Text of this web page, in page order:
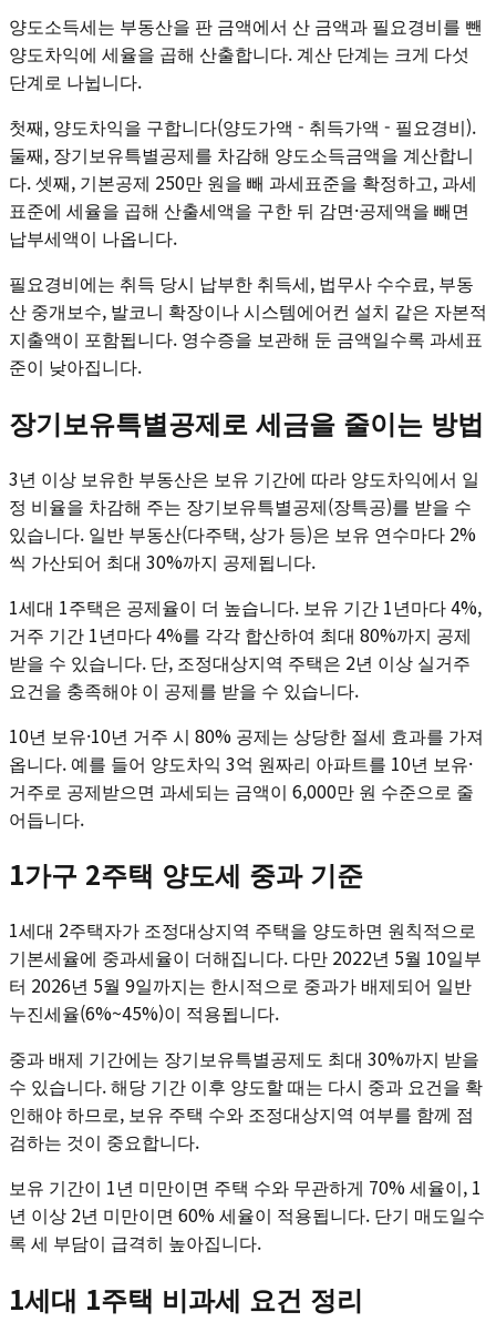
양도소득세는 부동산을 판 금액에서 산 금액과 필요경비를 뺀
양도차익에 세율을 곱해 산출합니다. 계산 단계는 크게 다섯
단계로 나뉩니다.
첫째, 양도차익을 구합니다(양도가액 - 취득가액 - 필요경비).
둘째, 장기보유특별공제를 차감해 양도소득금액을 계산합니
다. 셋째, 기본공제 250만 원을 빼 과세표준을 확정하고, 과세
표준에 세율을 곱해 산출세액을 구한 뒤 감면·공제액을 빼면
납부세액이 나옵니다.
필요경비에는 취득 당시 납부한 취득세, 법무사 수수료, 부동
산 중개보수, 발코니 확장이나 시스템에어컨 설치 같은 자본적
지출액이 포함됩니다. 영수증을 보관해 둔 금액일수록 과세표
준이 낮아집니다.
장기보유특별공제로 세금을 줄이는 방법
3년 이상 보유한 부동산은 보유 기간에 따라 양도차익에서 일
정 비율을 차감해 주는 장기보유특별공제(장특공)를 받을 수
있습니다. 일반 부동산(다주택, 상가 등)은 보유 연수마다 2%
씩 가산되어 최대 30%까지 공제됩니다.
1세대 1주택은 공제율이 더 높습니다. 보유 기간 1년마다 4%,
거주 기간 1년마다 4%를 각각 합산하여 최대 80%까지 공제
받을 수 있습니다. 단, 조정대상지역 주택은 2년 이상 실거주
요건을 충족해야 이 공제를 받을 수 있습니다.
10년 보유·10년 거주 시 80% 공제는 상당한 절세 효과를 가져
옵니다. 예를 들어 양도차익 3억 원짜리 아파트를 10년 보유·
거주로 공제받으면 과세되는 금액이 6,000만 원 수준으로 줄
어듭니다.
1가구 2주택 양도세 중과 기준
1세대 2주택자가 조정대상지역 주택을 양도하면 원칙적으로
기본세율에 중과세율이 더해집니다. 다만 2022년 5월 10일부
터 2026년 5월 9일까지는 한시적으로 중과가 배제되어 일반
누진세율(6%~45%)이 적용됩니다.
중과 배제 기간에는 장기보유특별공제도 최대 30%까지 받을
수 있습니다. 해당 기간 이후 양도할 때는 다시 중과 요건을 확
인해야 하므로, 보유 주택 수와 조정대상지역 여부를 함께 점
검하는 것이 중요합니다.
보유 기간이 1년 미만이면 주택 수와 무관하게 70% 세율이, 1
년 이상 2년 미만이면 60% 세율이 적용됩니다. 단기 매도일수
록 세 부담이 급격히 높아집니다.
1세대 1주택 비과세 요건 정리